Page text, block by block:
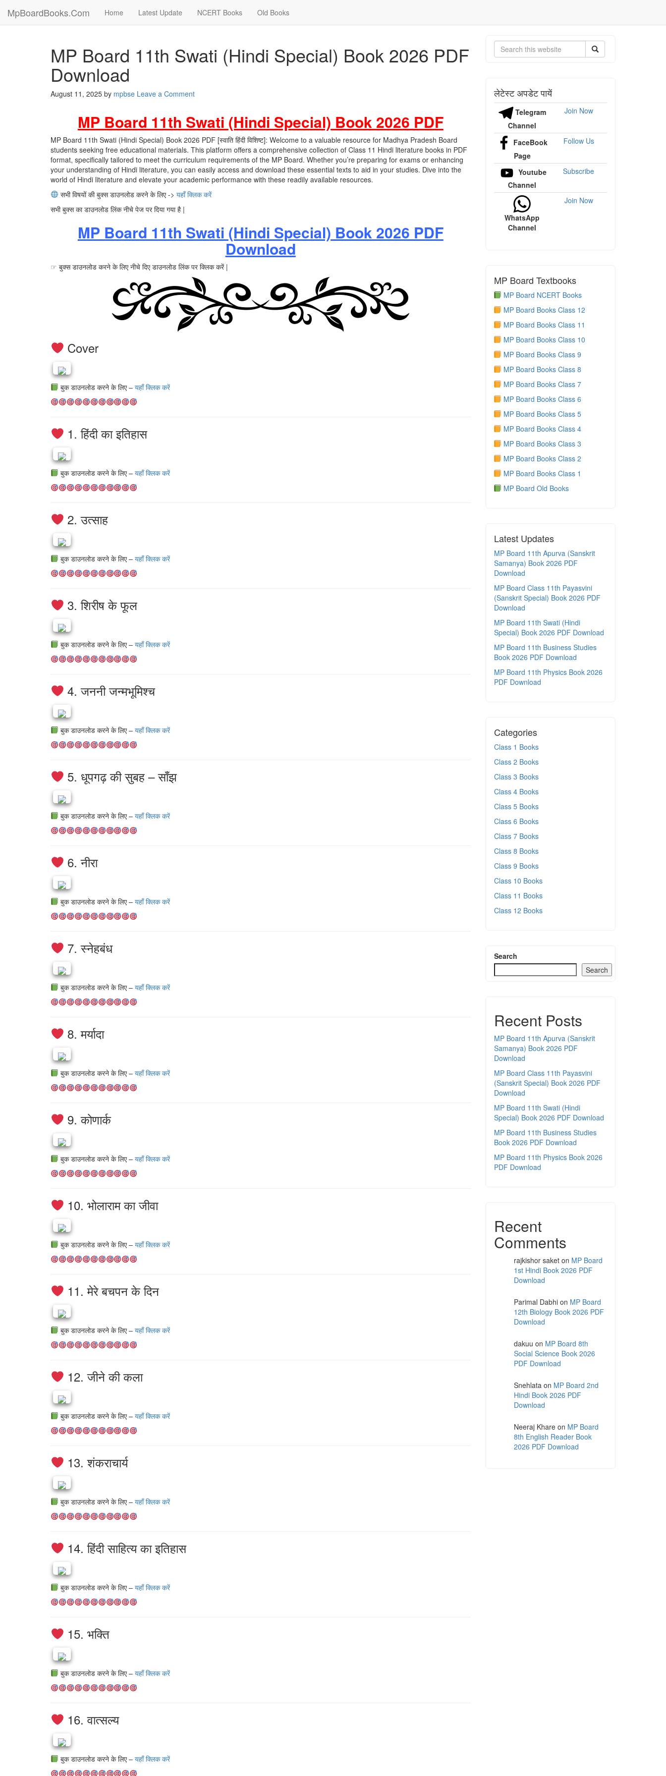
MpBoardBooks.Com Home Latest Update NCERT Books Old Books
MP Board 11th Swati (Hindi Special) Book 2026 PDF
Download
August 11, 2025 by mpbse Leave a Comment
MP Board 11th Swati (Hindi Special) Book 2026 PDF
MP Board 11th Swati (Hindi Special) Book 2026 PDF [स्वाति हिंदी विशिष्ट]: Welcome to a valuable resource for Madhya Pradesh Board
students seeking free educational materials. This platform offers a comprehensive collection of Class 11 Hindi literature books in PDF
format, specifically tailored to meet the curriculum requirements of the MP Board. Whether you’re preparing for exams or enhancing
your understanding of Hindi literature, you can easily access and download these essential texts to aid in your studies. Dive into the
world of Hindi literature and elevate your academic performance with these readily available resources.
सभी विषयों की बुक्स डाउनलोड करने के लिए -> यहाँ क्लिक करें
सभी बुक्स का डाउनलोड लिंक नीचे पेज पर दिया गया है |
MP Board 11th Swati (Hindi Special) Book 2026 PDF
Download
☞ बुक्स डाउनलोड करने के लिए नीचे दिए डाउनलोड लिंक पर क्लिक करें |
Cover
बुक डाउनलोड करने के लिए – यहाँ क्लिक करें
1. हिंदी का इतिहास
बुक डाउनलोड करने के लिए – यहाँ क्लिक करें
2. उत्साह
बुक डाउनलोड करने के लिए – यहाँ क्लिक करें
3. शिरीष के फूल
बुक डाउनलोड करने के लिए – यहाँ क्लिक करें
4. जननी जन्मभूमिश्च
बुक डाउनलोड करने के लिए – यहाँ क्लिक करें
5. धूपगढ़ की सुबह – साँझ
बुक डाउनलोड करने के लिए – यहाँ क्लिक करें
6. नीरा
बुक डाउनलोड करने के लिए – यहाँ क्लिक करें
7. स्नेहबंध
बुक डाउनलोड करने के लिए – यहाँ क्लिक करें
8. मर्यादा
बुक डाउनलोड करने के लिए – यहाँ क्लिक करें
9. कोणार्क
बुक डाउनलोड करने के लिए – यहाँ क्लिक करें
10. भोलाराम का जीवा
बुक डाउनलोड करने के लिए – यहाँ क्लिक करें
11. मेरे बचपन के दिन
बुक डाउनलोड करने के लिए – यहाँ क्लिक करें
12. जीने की कला
बुक डाउनलोड करने के लिए – यहाँ क्लिक करें
13. शंकराचार्य
बुक डाउनलोड करने के लिए – यहाँ क्लिक करें
14. हिंदी साहित्य का इतिहास
बुक डाउनलोड करने के लिए – यहाँ क्लिक करें
15. भक्ति
बुक डाउनलोड करने के लिए – यहाँ क्लिक करें
16. वात्सल्य
बुक डाउनलोड करने के लिए – यहाँ क्लिक करें
Search
लेटेस्ट अपडेट पायें
Telegram
Channel
Join Now
FaceBook
Page
Follow Us
Youtube
Channel
Subscribe
WhatsApp
Channel
Join Now
MP Board Textbooks
MP Board NCERT Books
MP Board Books Class 12
MP Board Books Class 11
MP Board Books Class 10
MP Board Books Class 9
MP Board Books Class 8
MP Board Books Class 7
MP Board Books Class 6
MP Board Books Class 5
MP Board Books Class 4
MP Board Books Class 3
MP Board Books Class 2
MP Board Books Class 1
MP Board Old Books
Latest Updates
MP Board 11th Apurva (Sanskrit
Samanya) Book 2026 PDF
Download
MP Board Class 11th Payasvini
(Sanskrit Special) Book 2026 PDF
Download
MP Board 11th Swati (Hindi
Special) Book 2026 PDF Download
MP Board 11th Business Studies
Book 2026 PDF Download
MP Board 11th Physics Book 2026
PDF Download
Categories
Class 1 Books
Class 2 Books
Class 3 Books
Class 4 Books
Class 5 Books
Class 6 Books
Class 7 Books
Class 8 Books
Class 9 Books
Class 10 Books
Class 11 Books
Class 12 Books
Search
Search
Recent Posts
MP Board 11th Apurva (Sanskrit
Samanya) Book 2026 PDF
Download
MP Board Class 11th Payasvini
(Sanskrit Special) Book 2026 PDF
Download
MP Board 11th Swati (Hindi
Special) Book 2026 PDF Download
MP Board 11th Business Studies
Book 2026 PDF Download
MP Board 11th Physics Book 2026
PDF Download
Recent
Comments
rajkishor saketon MP Board
1st Hindi Book 2026 PDF
Download
Parimal Dabhion MP Board
12th Biology Book 2026 PDF
Download
dakuu on MP Board 8th
Social Science Book 2026
PDF Download
Snehlataon MP Board 2nd
Hindi Book 2026 PDF
Download
Neeraj Khareon MP Board
8th English Reader Book
2026 PDF Download